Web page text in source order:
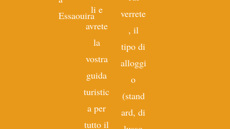
Essaouirali e
avrete
la
vostra
guida
turistic
a per
tutto il
verrete
, il
tipo di
alloggi
o
(stand
ard, di